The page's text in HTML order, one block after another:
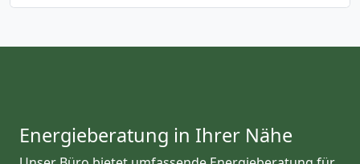
Energieberatung in Ihrer Nähe